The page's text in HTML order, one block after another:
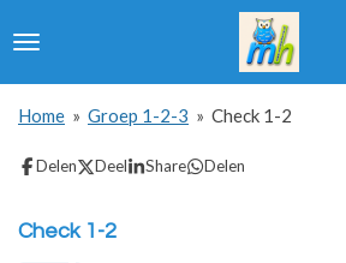
direct
hoofdinhoud
Home » Groep 1-2-3 » Check 1-2
Delen Deel Share Delen
Check 1-2